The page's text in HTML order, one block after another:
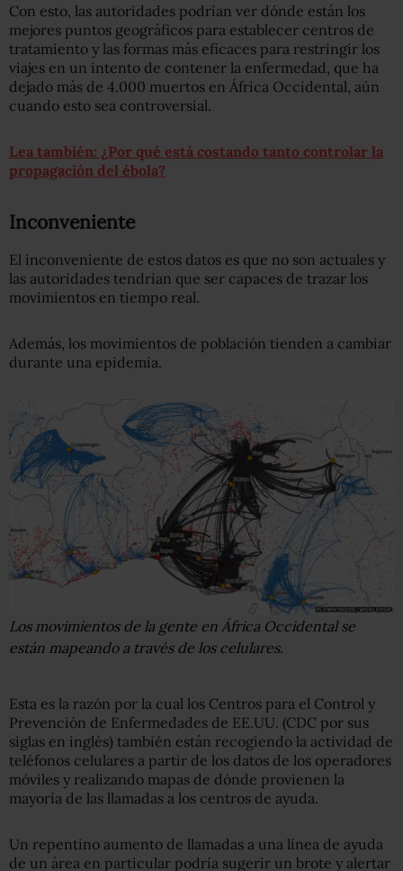
Con esto, las autoridades podrían ver dónde están los
mejores puntos geográficos para establecer centros de
tratamiento y las formas más eficaces para restringir los
viajes en un intento de contener la enfermedad, que ha
dejado más de 4.000 muertos en África Occidental, aún
cuando esto sea controversial.
Lea también: ¿Por qué está costando tanto controlar la
propagación del ébola?
Inconveniente
El inconveniente de estos datos es que no son actuales y
las autoridades tendrían que ser capaces de trazar los
movimientos en tiempo real.
Además, los movimientos de población tienden a cambiar
durante una epidemia.
Los movimientos de la gente en África Occidental se
están mapeando a través de los celulares.
Esta es la razón por la cual los Centros para el Control y
Prevención de Enfermedades de EE.UU. (CDC por sus
siglas en inglés) también están recogiendo la actividad de
teléfonos celulares a partir de los datos de los operadores
móviles y realizando mapas de dónde provienen la
mayoría de las llamadas a los centros de ayuda.
Un repentino aumento de llamadas a una línea de ayuda
de un área en particular podría sugerir un brote y alertar